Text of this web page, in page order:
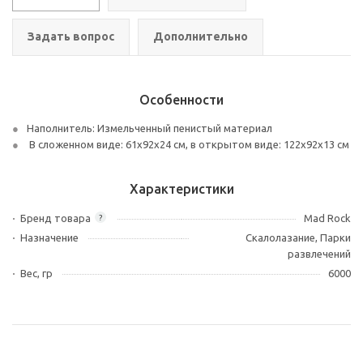
Задать вопрос Дополнительно
Особенности
Наполнитель: Измельченный пенистый материал
В сложенном виде: 61х92х24 см, в открытом виде: 122х92х13 см
Характеристики
?
Бренд товара
Mad Rock
Назначение
Скалолазание, Парки
развлечений
Вес, гр
6000